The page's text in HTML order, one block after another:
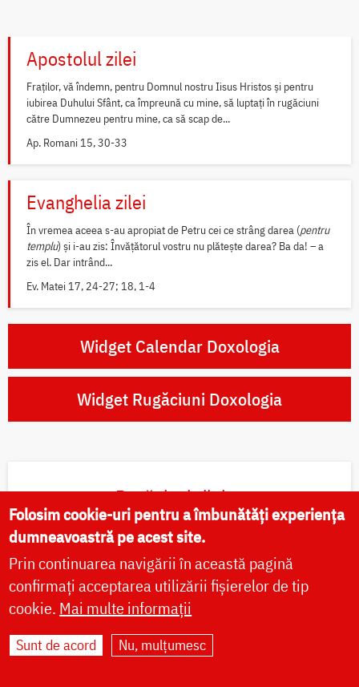
Apostolul zilei
Fraților, vă îndemn, pentru Domnul nostru Iisus Hristos și pentru
iubirea Duhului Sfânt, ca împreună cu mine, să luptați în rugăciuni
către Dumnezeu pentru mine, ca să scap de...
Ap. Romani 15, 30-33
Evanghelia zilei
În vremea aceea s-au apropiat de Petru cei ce strâng darea (pentru
templu) și i-au zis: Învățătorul vostru nu plătește darea? Ba da! – a
zis el. Dar intrând...
Ev. Matei 17, 24-27; 18, 1-4
Widget Calendar Doxologia
Widget Rugăciuni Doxologia
Rugăciuni zilnice
Rugăciunile dimineții
Rugăciunile serii
Folosim cookie-uri pentru a îmbunătăți experiența
dumneavoastră pe acest site.
Prin continuarea navigării în această pagină
confirmați acceptarea utilizării fișierelor de tip
cookie. Mai multe informații
Sunt de acord Nu, mulțumesc